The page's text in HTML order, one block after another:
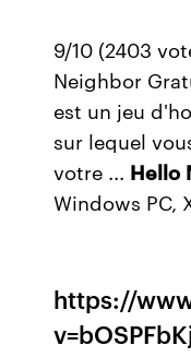
9/10 (2403
Neighbor
est un jeu
sur lequel
votre ... Hello
Windows PC,
https://